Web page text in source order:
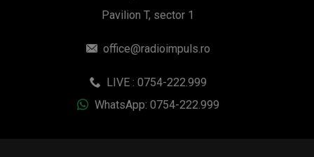
Pavilion T, sector 1
office@radioimpuls.ro
LIVE : 0754-222.999
WhatsApp: 0754-222.999